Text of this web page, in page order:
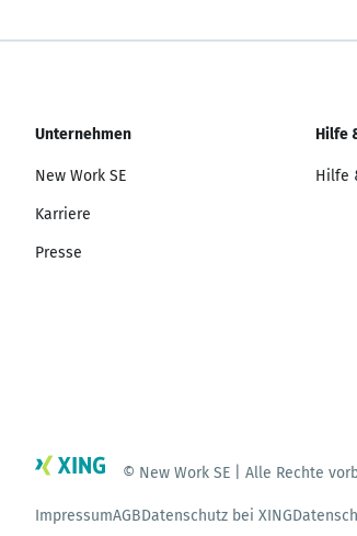
Unternehmen
New Work SE
Karriere
Presse
Hilfe
Hilfe
© New Work SE | Alle Rechte
ImpressumAGBDatenschutz bei XING